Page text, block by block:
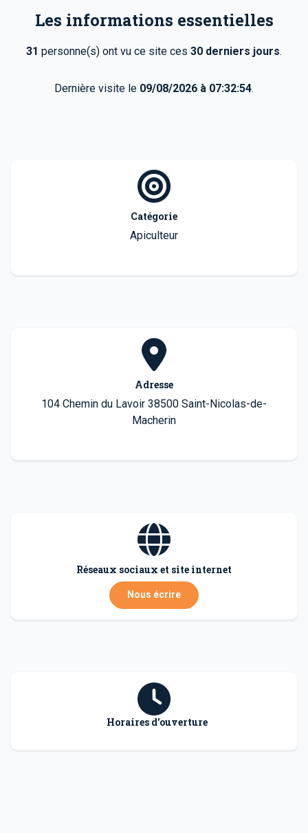
Les informations essentielles
31 personne(s) ont vu ce site ces 30 derniers jours.
Dernière visite le 09/08/2026 à 07:32:54.
Catégorie
Apiculteur
Adresse
104 Chemin du Lavoir 38500 Saint-Nicolas-de-
Macherin
Réseaux sociaux et site internet
Nous écrire
Horaires d'ouverture